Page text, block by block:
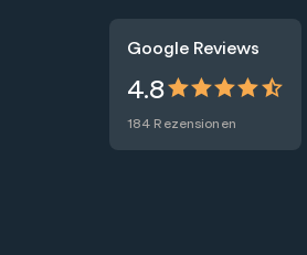
Google Reviews
4.8
184 Rezensionen